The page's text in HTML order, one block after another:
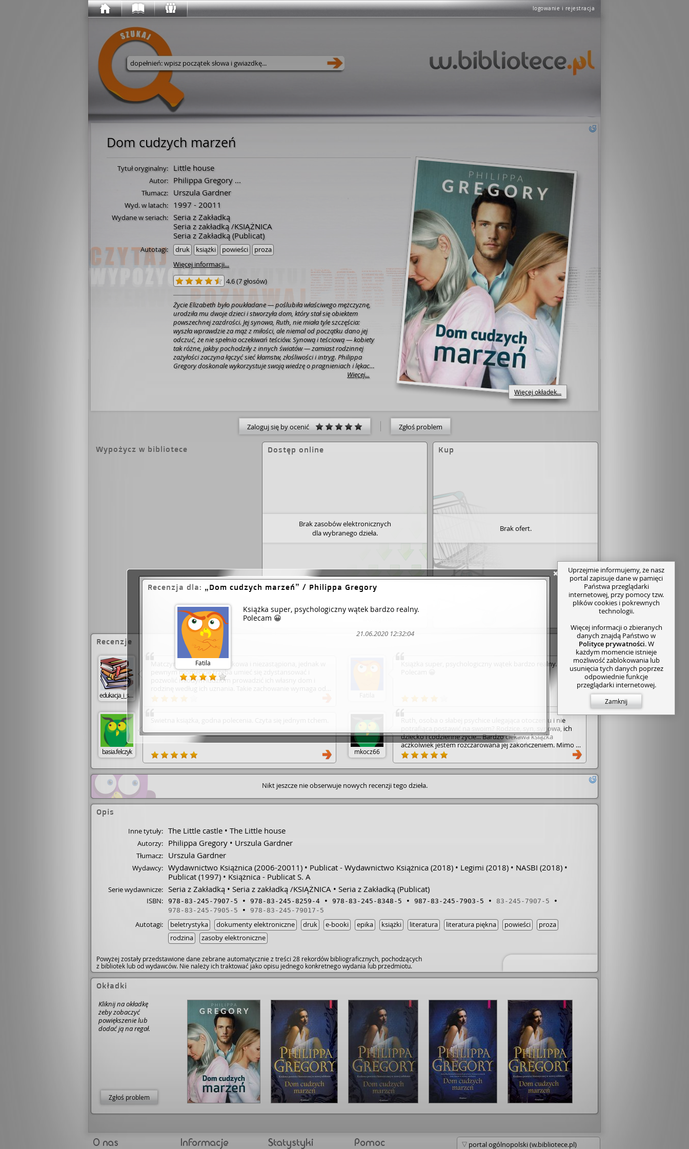
logowanie i rejestracja
Wyszukaj w serwisie
Dom cudzych marzeń
Więcej okładek...
Tytuł oryginalny: Little house
Autor: Philippa Gregory ...
Tłumacz: Urszula Gardner
Wyd. w latach: 1997 - 20011
Wydane w seriach:
Seria z Zakładką
Seria z zakładką /KSIĄŻNICA
Seria z Zakładką (Publicat)
Autotagi: druk książki powieści
proza
Więcej informacji...
4.6(7 głosów)
Życie Elizabeth było poukładane — poślubiła właściwego mężczyznę,
urodziła mu dwoje dzieci i stworzyła dom, który stał się obiektem
powszechnej zazdrości. Jej synowa, Ruth, nie miała tyle szczęścia:
wyszła wprawdzie za mąż z miłości, ale niemal od początku dano jej
odczuć, że nie spełnia oczekiwań teściów. Synową i teściową — kobiety
tak różne, jakby pochodziły z innych światów — zamiast rodzinnej
zażyłości zaczyna łączyć sieć kłamstw, złośliwości i intryg. Philippa
Gregory doskonale wykorzystuje swoją wiedzę o pragnieniach i lękach
kobiet, by stworzyć mroczny obraz rodziny na tle konwenansów
Hipnotyzuje czytelników od pierwszych stron aż po wybuchowy finał”.
Więcej...
Zaloguj się by ocenić Zgłoś problem
Wypożycz w bibliotece Dostęp online
Brak zasobów elektronicznych
dla wybranego dzieła.
Kup
Brak ofert.
Recenzje
edukacja_i_sport
Matczyna miłość jest wyjątkowa i niezastąpiona, jednak w
pewnym momencie trzeba umieć się zdystansować i
pozwolić młodym ludziom prowadzić ich własny dom i
Książka super, psychologiczny wątek bardzo realny. •
basia.felczyk mkocz66
Ruth, osoba o słabej psychice ulegająca otoczeniu i nie
potrafiąca postawić na swoim? Rodzice, syn, synowa, ich
dziecko i codzienne życie... Bardzo ciekawa książka
aczkolwiek jestem rozczarowana jej zakończeniem. Mimo to
szczerze ją polecam. Moja ocena to 5/5.
Nikt jeszcze nie obserwuje nowych recenzji tego dzieła.
Opis
Inne tytuły: The Little castle The Little house
Autorzy: Philippa Gregory Urszula Gardner
Tłumacz: Urszula Gardner
Wydawcy: Wydawnictwo Książnica (2006-20011) Publicat - Wydawnictwo Książnica (2018) Legimi (2018) NASBI (2018)
Publicat (1997) Książnica - Publicat S. A
Serie wydawnicze: Seria z Zakładką Seria z zakładką /KSIĄŻNICA Seria z Zakładką (Publicat)
ISBN: 978-83-245-7907-5 978-83-245-8259-4 978-83-245-8348-5 987-83-245-7903-5
83-245-7907-5
978-83-245-7905-5
978-83-245-79017-5
Autotagi: beletrystyka dokumenty elektroniczne druk e-booki epika książki literatura literatura piękna powieści
proza
rodzina
zasoby elektroniczne
Powyżej zostały przedstawione dane zebrane automatycznie z treści 28 rekordów bibliograficznych, pochodzących
z bibliotek lub od wydawców. Nie należy ich traktować jako opisu jednego konkretnego wydania lub przedmiotu.
Okładki
Kliknij na okładkę
żeby zobaczyć
powiększenie lub
dodać ją na regał.
Zgłoś problem
Recenzja dla: Dom cudzych marzeń / Philippa Gregory
Fatila
Książka super, psychologiczny wątek bardzo realny.
Polecam 😀
21.06.2020 12:32:04
Uprzejmie informujemy, że nasz
portal zapisuje dane w pamięci
Państwa przeglądarki
internetowej, przy pomocy tzw.
plików cookies i pokrewnych
technologii.
Więcej informacji o zbieranych
danych znajdą Państwo w
Polityce prywatności. W
każdym momencie istnieje
możliwość zablokowania lub
usunięcia tych danych poprzez
odpowiednie funkcje
przeglądarki internetowej.
Zamknij